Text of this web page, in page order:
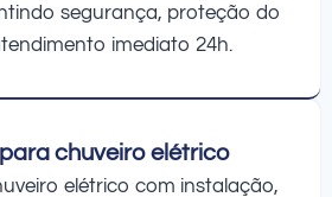
segurança, proteção do
imediato 24h.
chuveiro elétrico
elétrico com instalação,